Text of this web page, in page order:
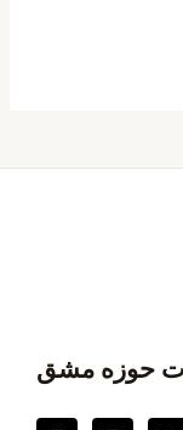
حوزه مشق